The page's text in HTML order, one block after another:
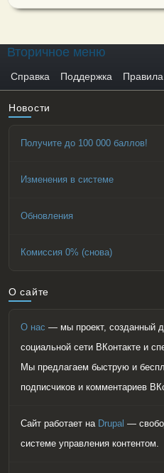
Вторичное меню
Справка Поддержка Правила
Новости
Получите до 100 000 баллов!
Изменения в системе
Обновления
Комиссия 0% (снова)
О сайте
О нас — мы проект, созданный
социальной сети ВКонтакте и
Мы предлагаем быструю и
подписчиков и комментариев
Сайт работает на Drupal —
системе управления контентом.